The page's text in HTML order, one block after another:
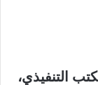
التنفيذي،